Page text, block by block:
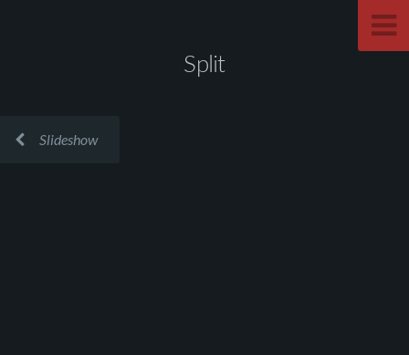
Split
Slideshow